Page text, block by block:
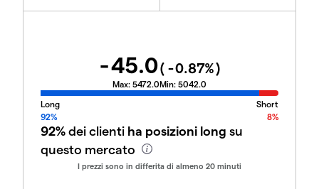
-45.0( -0.87%)
Max: 5472.0Min: 5042.0
Long
Short
92%
8%
92%dei clienti ha posizioni long su
questo mercato
I prezzi sono in differita di almeno 20 minuti